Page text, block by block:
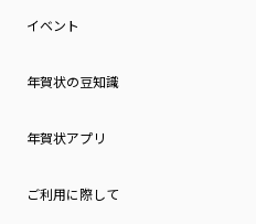
イベント
年賀状の豆知識
年賀状アプリ
ご利用に際して